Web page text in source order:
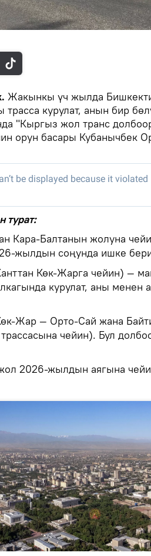
Жакынкы үч жылда
курулат, анын бир
"Кыргыз жол транс
орун басары Кубанычбек
турат:
Кара-Балтанын жолуна
жылдын соңунда ишке
Көк-Жарга чейин) —
курулат, аны менен
Жар — Орто-Сай жана
чейин). Бул
2026-жылдын аягына